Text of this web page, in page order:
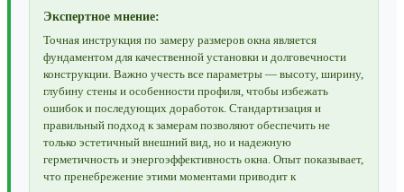
Экспертное мнение:
Точная инструкция по замеру размеров окна является
фундаментом для качественной установки и долговечности
конструкции. Важно учесть все параметры — высоту, ширину,
глубину стены и особенности профиля, чтобы избежать
ошибок и последующих доработок. Стандартизация и
правильный подход к замерам позволяют обеспечить не
только эстетичный внешний вид, но и надежную
герметичность и энергоэффективность окна. Опыт показывает,
что пренебрежение этими моментами приводит к